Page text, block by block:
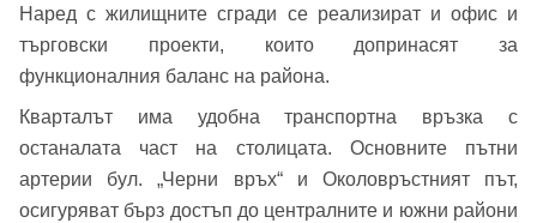
Добре дошъл!
Наред с жилищните сгради се реализират и офис и
търговски проекти, които допринасят за
функционалния баланс на района.
Кварталът има удобна транспортна връзка с
останалата част на столицата. Основните пътни
артерии бул. „Черни връх“ и Околовръстният път,
осигуряват бърз достъп до централните и южни райони